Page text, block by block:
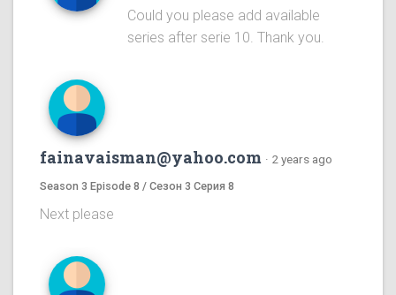
Could you please add available
series after serie 10. Thank you.
fainavaisman@yahoo.com · 2 years ago
Season 3 Episode 8 / Сезон 3 Серия 8
Next please